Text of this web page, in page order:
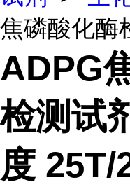
焦磷酸化酶
ADPG
检测试
度 25T/